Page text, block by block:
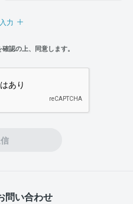
力
確認の上、同意します。
問い合わせ